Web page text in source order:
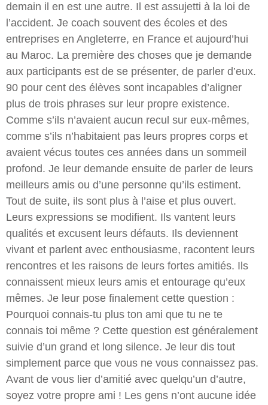
demain il en est une autre. Il est assujetti à la loi de
l’accident. Je coach souvent des écoles et des
entreprises en Angleterre, en France et aujourd’hui
au Maroc. La première des choses que je demande
aux participants est de se présenter, de parler d’eux.
90 pour cent des élèves sont incapables d’aligner
plus de trois phrases sur leur propre existence.
Comme s’ils n’avaient aucun recul sur eux-mêmes,
comme s’ils n’habitaient pas leurs propres corps et
avaient vécus toutes ces années dans un sommeil
profond. Je leur demande ensuite de parler de leurs
meilleurs amis ou d’une personne qu’ils estiment.
Tout de suite, ils sont plus à l’aise et plus ouvert.
Leurs expressions se modifient. Ils vantent leurs
qualités et excusent leurs défauts. Ils deviennent
vivant et parlent avec enthousiasme, racontent leurs
rencontres et les raisons de leurs fortes amitiés. Ils
connaissent mieux leurs amis et entourage qu’eux
mêmes. Je leur pose finalement cette question :
Pourquoi connais-tu plus ton ami que tu ne te
connais toi même ? Cette question est généralement
suivie d’un grand et long silence. Je leur dis tout
simplement parce que vous ne vous connaissez pas.
Avant de vous lier d’amitié avec quelqu’un d’autre,
soyez votre propre ami ! Les gens n’ont aucune idée